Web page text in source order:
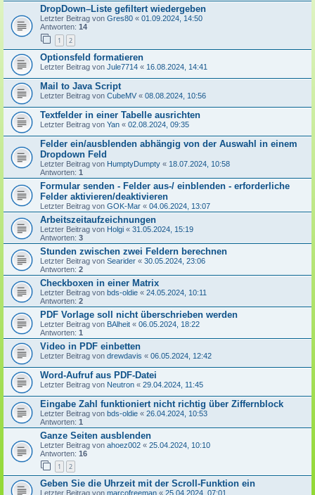
DropDown–Liste gefiltert wiedergeben
Letzter Beitrag von Gres80 « 01.09.2024, 14:50
Antworten: 14
1 2
Optionsfeld formatieren
Letzter Beitrag von Jule7714 « 16.08.2024, 14:41
Mail to Java Script
Letzter Beitrag von CubeMV « 08.08.2024, 10:56
Textfelder in einer Tabelle ausrichten
Letzter Beitrag von Yan « 02.08.2024, 09:35
Felder ein/ausblenden abhängig von der Auswahl in einem
Dropdown Feld
Letzter Beitrag von HumptyDumpty « 18.07.2024, 10:58
Antworten: 1
Formular senden - Felder aus-/ einblenden - erforderliche
Felder aktivieren/deaktivieren
Letzter Beitrag von GOK-Mar « 04.06.2024, 13:07
Arbeitszeitaufzeichnungen
Letzter Beitrag von Holgi « 31.05.2024, 15:19
Antworten: 3
Stunden zwischen zwei Feldern berechnen
Letzter Beitrag von Searider « 30.05.2024, 23:06
Antworten: 2
Checkboxen in einer Matrix
Letzter Beitrag von bds-oldie « 24.05.2024, 10:11
Antworten: 2
PDF Vorlage soll nicht überschrieben werden
Letzter Beitrag von BAlheit « 06.05.2024, 18:22
Antworten: 1
Video in PDF einbetten
Letzter Beitrag von drewdavis « 06.05.2024, 12:42
Word-Aufruf aus PDF-Datei
Letzter Beitrag von Neutron « 29.04.2024, 11:45
Eingabe Zahl funktioniert nicht richtig über Ziffernblock
Letzter Beitrag von bds-oldie « 26.04.2024, 10:53
Antworten: 1
Ganze Seiten ausblenden
Letzter Beitrag von ahoez002 « 25.04.2024, 10:10
Antworten: 16
1 2
Geben Sie die Uhrzeit mit der Scroll-Funktion ein
Letzter Beitrag von marcofreeman « 25.04.2024, 07:01